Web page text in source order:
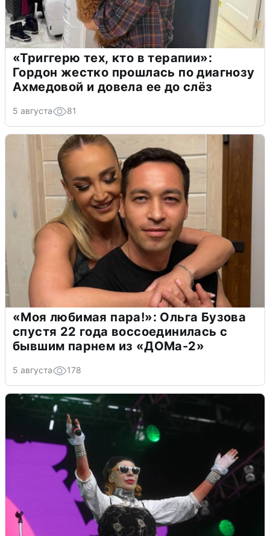
«Триггерю тех, кто в терапии»:
Гордон жестко прошлась по диагнозу
Ахмедовой и довела ее до слёз
5 августа 81
«Моя любимая пара!»: Ольга Бузова
спустя 22 года воссоединилась с
бывшим парнем из «ДОМа-2»
5 августа 178